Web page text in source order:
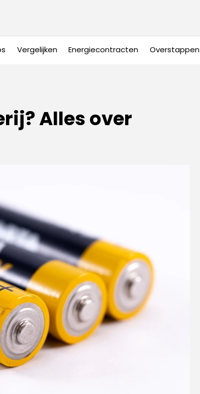
Vergelijken Energiecontracten Overstappen
Alles over